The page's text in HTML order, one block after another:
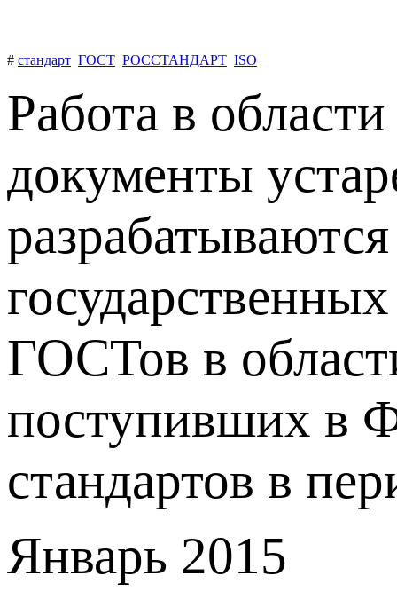
# стандарт ГОСТ РОССТАНДАРТ ISO
Работа в
документы
ГОСТов в
поступивших в
стандартов в
Январь 2015